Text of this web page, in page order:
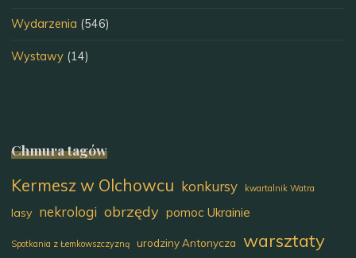
Wydarzenia (546)
Wystawy (14)
Chmura tagów
Kermesz w Olchowcu konkursy kwartalnik Watra
lasy nekrologi obrzędy pomoc Ukrainie
Spotkania z Łemkowszczyzną urodziny Antonycza warsztaty